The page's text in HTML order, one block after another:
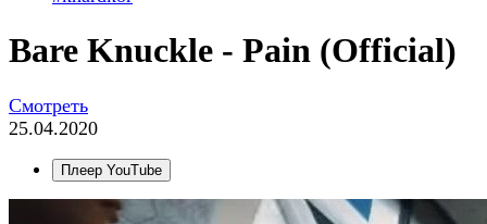
Bare Knuckle - Pain (Official)
Смотреть
25.04.2020
Плеер YouTube